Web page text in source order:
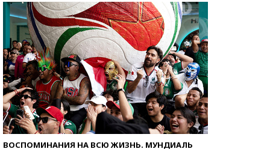
ВОСПОМИНАНИЯ НА ВСЮ ЖИЗНЬ. МУНДИАЛЬ